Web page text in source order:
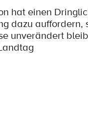
hat einen
dazu
unverändert